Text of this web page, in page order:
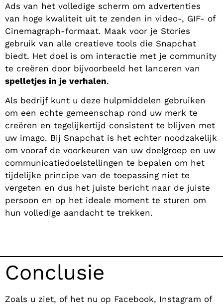
Ads van het volledige scherm om advertenties
van hoge kwaliteit uit te zenden in video-, GIF- of
Cinemagraph-formaat. Maak voor je Stories
gebruik van alle creatieve tools die Snapchat
biedt. Het doel is om interactie met je community
te creëren door bijvoorbeeld het lanceren van
spelletjes in je verhalen.
Als bedrijf kunt u deze hulpmiddelen gebruiken
om een echte gemeenschap rond uw merk te
creëren en tegelijkertijd consistent te blijven met
uw imago. Bij Snapchat is het echter noodzakelijk
om vooraf de voorkeuren van uw doelgroep en uw
communicatiedoelstellingen te bepalen om het
tijdelijke principe van de toepassing niet te
vergeten en dus het juiste bericht naar de juiste
persoon en op het ideale moment te sturen om
hun volledige aandacht te trekken.
Conclusie
Zoals u ziet, of het nu op Facebook, Instagram of